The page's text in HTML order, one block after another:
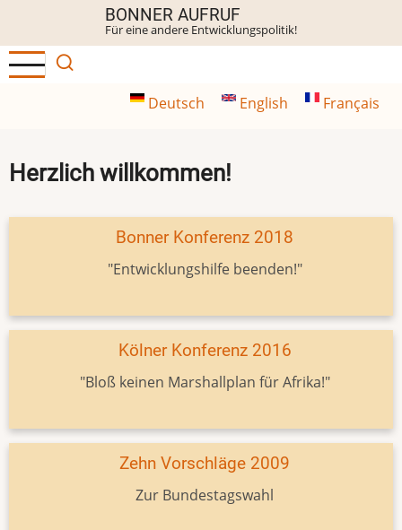
Inhalt
BONNER AUFRUF
Für eine andere Entwicklungspolitik!
Deutsch English Français
Herzlich willkommen!
Bonner Konferenz 2018
"Entwicklungshilfe beenden!"
Kölner Konferenz 2016
"Bloß keinen Marshallplan für Afrika!"
Zehn Vorschläge 2009
Zur Bundestagswahl